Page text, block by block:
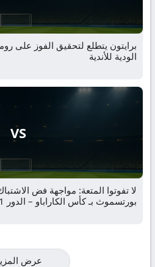
برايتون يتطلع لتحقيق الفوز على
الودية للأندية
VS
لا تفوتوا المتعة: مواجهة فض
بورتسموث بـ كأس الكاراباو – الدور 1
عرض